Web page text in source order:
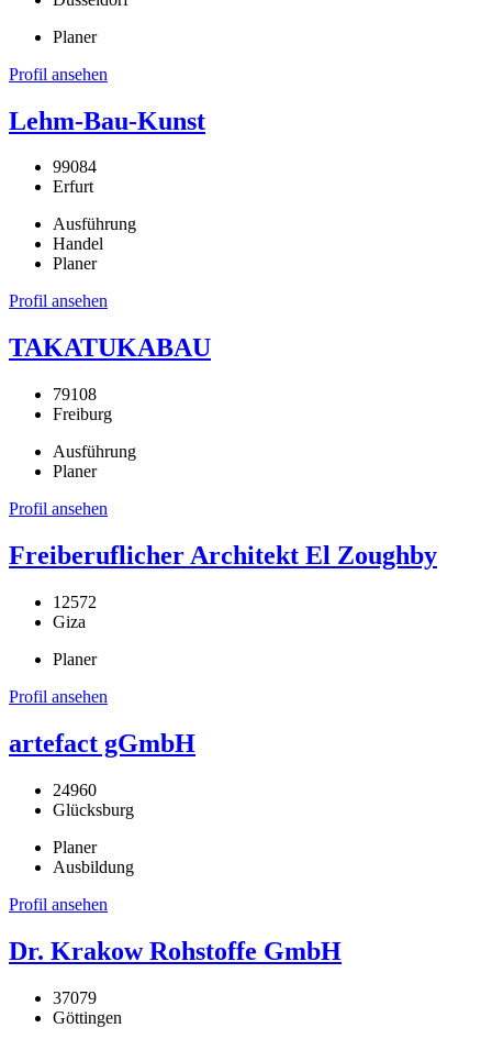
Planer
Profil ansehen
Lehm-Bau-Kunst
99084
Erfurt
Ausführung
Handel
Planer
Profil ansehen
TAKATUKABAU
79108
Freiburg
Ausführung
Planer
Profil ansehen
Freiberuflicher Architekt El Zoughby
12572
Giza
Planer
Profil ansehen
artefact gGmbH
24960
Glücksburg
Planer
Ausbildung
Profil ansehen
Dr. Krakow Rohstoffe GmbH
37079
Göttingen